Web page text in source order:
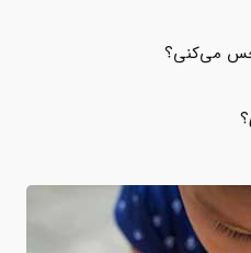
حس می‌کنی؟